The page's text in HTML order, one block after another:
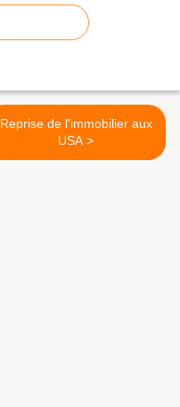
Reprise de l'immobilier aux
USA >